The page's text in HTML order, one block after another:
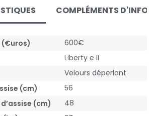
COMPLÉMENTS
(€uros)
600€
Liberty e II
Velours déperlant
(cm)
56
(cm)
48